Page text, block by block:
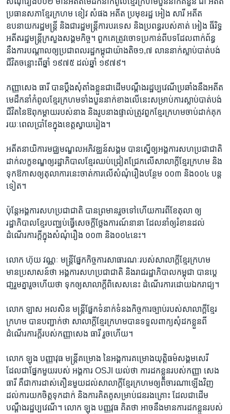
ប្រធាន​សភា​ខ្មែរក្រហម ​ខៀវ ​សំផង​ អតីត​ ប្រមុខរដ្ឋ ​អៀង ​សារី ​អតីត​
ឧបនាយករដ្ឋមន្ដ្រី ​និង​ជា​រដ្ឋមន្ដ្រី​ការបរទេស ​និង​ប្រពន្ធ​របស់គាត់​ អៀង​ ធីរិទ្ធ
​អតីត​រដ្ឋមន្ដ្រី​ក្រសួង​សង្គមកិច្ច។ ពួកគេ​ត្រូវ​ចោទ​ប្រកាន់​ពីបទ​ដែល​ពាក់ព័ន្ធ
នឹង​ការ​បណ្ដាល​ឲ្យ​ប្រជាពលរដ្ឋ​កម្ពុជា​យ៉ាងតិច​១,៧ ​លាន​នាក់​ស្លាប់​បាត់បង់​
ជីវិត​ចន្លោះ​ពីឆ្នាំ ​១៩៧៥​ ដល់ឆ្នាំ ១​៩៧៩។
កញ្ញា​សេង ធារី ​បាន​ប្ដឹង​សុំតាំង​ខ្លួន​ជា​ដើមបណ្ដឹង​រដ្ឋប្បវេណី​ប្រឆាំង​នឹងអតីត
មេដឹកនាំ​កំពូល​ខ្មែរក្រហមទាំងបួន​នាក់​ខាងលើនេះ​សម្រាប់ការស្លាប់​បាត់បង់
ជីវិត​នៃ​ឱពុកម្ដាយ​របស់​នាង និង​រូបនាងផ្ទាល់​ត្រូវ​ពួក​ខ្មែរ​ក្រហមចាប់ដាក់គុក​
រយៈពេល​ប្រាំខែ​ក្នុង​ខេត្ត​ស្វាយរៀង។
អតីត​នាយិការ​មជ្ឈមណ្ឌល​អភិវឌ្ឈន៍​សង្គម​ បានស្នើ​ឲ្យ​អង្គការ​សហប្រជាជាតិ​
ដាក់​លក្ខខណ្ឌ​ឲ្យ​រដ្ឋាភិបាល​ខ្មែរ​ឈប់​ជ្រៀតជ្រែក​លើ​សាលាក្ដី​ខ្មែរក្រហម ​និង​
ទុកឱកាស​ឲ្យ​តុលាការ​នេះ​ចាត់ការ​លើ​សំណុំ​រឿង​បន្ថែម ​០០៣ ​និង​០០៤ ​បន្ដ​
ទៀត។
ប៉ុនែ្ត​អង្គការ​សហប្រជាជាតិ​ បានព្រមាន​រួច​ទៅ​ហើយ​ការ​ពី​ខែ​តុលា ​ឲ្យ​
រដ្ឋាភិបាល​ខ្មែរ​បញ្ឈប់​ធ្វើ​សេចក្ដីថ្លែងការណ៍​នា​នា​ ដែល​នាំ​ឲ្យ​រំខាន​ដល់​
ដំណើរការក្ដី​ក្នុង​សំណុំរឿង ​០០៣ ​និង០០៤​នេះ។
លោក ​ហ៊ុយ ​វណ្ណៈ ​មន្រ្ដី​ផ្នែក​កិច្ចការសាធារណៈ​របស់​សាលាក្ដី​ខ្មែរ​ក្រហម​
មាន​ប្រសាសន៍​ថា​ អង្គការ​សហប្រជាជាតិ​ និង​រាជរដ្ឋាភិបាល​កម្ពុជា ​បាន​ប្ដេ
ជា្ញ​រួមគ្នា​រួច​ហើយ​ថា​ ទុក​ឲ្យ​សាលាក្ដី​ពិសេស​នេះ​ ដំណើរការ​ដោយ​ឯករាជ្យ។
លោក ​ឡាស ​អលសិន ​មន្ដ្រី​ផ្នែក​ទំនាក់ទំនង​កិច្ចការ​ច្បាប់​របស់​សាលាក្ដី​ខ្មែរ​
ក្រហម ​បាន​បញ្ជាក់​ថា ​សាលាក្ដី​ខ្មែរក្រហម​បានទទួល​ពាក្យ​សុំ​ដក​ខ្លួន​ពី​
ដំណើរ​ការក្ដី​របស់​កញ្ញា​សេង ​ធារី រួច​ហើយ។
លោក ​ឡុង ​បញ្ញាវុធ ​មន្ដ្រី​គម្រោង​ នៃ​អង្គការ​គម្រោង​យុត្តិធម៌​សង្គមសេរី​
ដែល​ជា​ផ្នែក​មួយ​របស់ ​អង្គការ​ OSJI ​យល់​ថា ​ការដក​ខ្លួន​របស់​កញ្ញា ​សេង​
ធារី ​គឺ​ជាការដាស់តឿន​មួយ​ដល់​សាលាក្ដី​ខ្មែរ​ក្រហម​ឲ្យ​ពិចារណា​ឡើងវិញ​
ដល់​ការយកចិត្ត​ទុកដាក់ ​និង​ការគិតគូ​សម្រាប់​ជន​រងគ្រោះ​ ដែល​ជា​ដើម
បណ្ដឹង​រដ្ឋប្បវេណី។ ​លោក ​ឡុង ​បញ្ញវុធ ​គិត​ថា ​អាចនឹងមាន​ការដកខ្លួន​របស់​